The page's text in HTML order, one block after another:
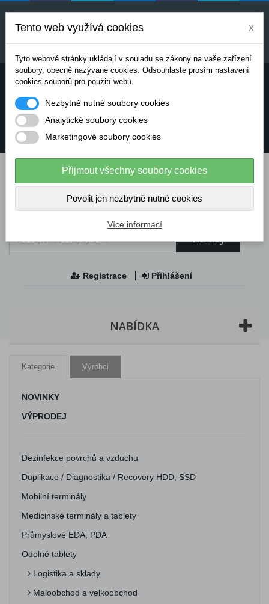
Uvedené ceny jsou orientační a mohou se měnit v
závislosti na aktuálních cenách výrobců a
dodavatelů. Pro přesnou cenovou nabídku prosím
Potřebujete poradit? Chcete objednávat telefonicky:
info@dataflex-security.com
Hledej
Registrace Přihlášení
NABÍDKA
Kategorie Výrobci
NOVINKY
VÝPRODEJ
Dezinfekce povrchů a vzduchu
Duplikace / Diagnostika / Recovery HDD, SSD
Mobilní terminály
Medicinské terminály a tablety
Průmyslové EDA, PDA
Odolné tablety
Logistika a sklady
Maloobchod a velkoobchod
Tento web využívá cookies x
Tyto webové stránky ukládají v souladu se zákony na vaše zařízení
soubory, obecně nazývané cookies. Odsouhlaste prosím nastavení
cookies souborů pro použití webu.
Nezbytně nutné soubory cookies
Analytické soubory cookies
Marketingové soubory cookies
Přijmout všechny soubory cookies
Povolit jen nezbytně nutné cookies
Více informací